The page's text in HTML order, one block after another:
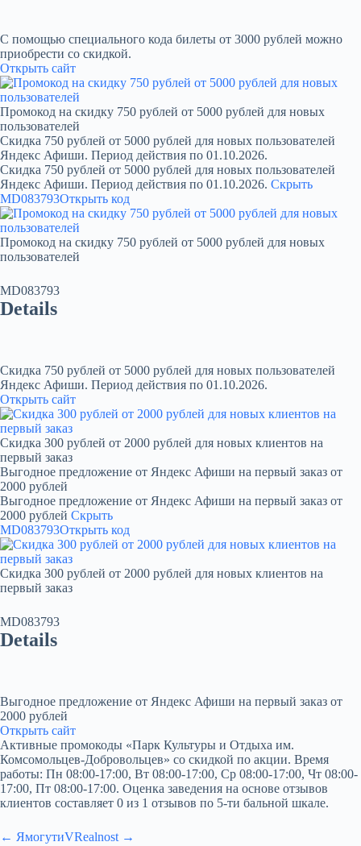
С помощью специального кода билеты от 3000 рублей можно
приобрести со скидкой.
Открыть сайт
Промокод на скидку 750 рублей от 5000 рублей для новых
пользователей
Скидка 750 рублей от 5000 рублей для новых пользователей
Яндекс Афиши. Период действия по 01.10.2026.
Скидка 750 рублей от 5000 рублей для новых пользователей
Яндекс Афиши. Период действия по 01.10.2026. Скрыть
MD083793Открыть код
Промокод на скидку 750 рублей от 5000 рублей для новых
пользователей
MD083793
Details
Скидка 750 рублей от 5000 рублей для новых пользователей
Яндекс Афиши. Период действия по 01.10.2026.
Открыть сайт
Скидка 300 рублей от 2000 рублей для новых клиентов на
первый заказ
Выгодное предложение от Яндекс Афиши на первый заказ от
2000 рублей
Выгодное предложение от Яндекс Афиши на первый заказ от
2000 рублей Скрыть
MD083793Открыть код
Скидка 300 рублей от 2000 рублей для новых клиентов на
первый заказ
MD083793
Details
Выгодное предложение от Яндекс Афиши на первый заказ от
2000 рублей
Открыть сайт
Активные промокоды «Парк Культуры и Отдыха им.
Комсомольцев-Добровольцев» со скидкой по акции. Время
работы: Пн 08:00-17:00, Вт 08:00-17:00, Ср 08:00-17:00, Чт 08:00-
17:00, Пт 08:00-17:00. Оценка заведения на основе отзывов
клиентов составляет 0 из 1 отзывов по 5-ти бальной шкале.
← ЯмогутиVRealnost →